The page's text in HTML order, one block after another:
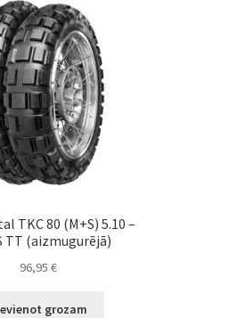
TKC 80 (M+S) 5.10 –
TT (aizmugurējā)
96,95 €
grozam